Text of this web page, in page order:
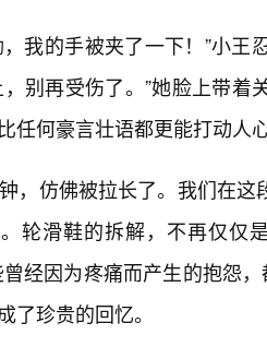
，我的手被夹了一下！”小
，别再受伤了。”她脸上带
任何豪言壮语都更能打动人
，仿佛被拉长了。我们在
轮滑鞋的拆解，不再仅仅
曾经因为疼痛而产生的抱怨
了珍贵的回忆。